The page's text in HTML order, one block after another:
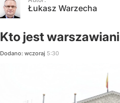
Łukasz Warzecha
Kto jest
Dodano: wczoraj 5:30